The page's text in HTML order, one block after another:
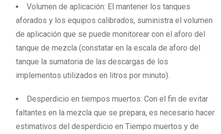
Volumen de aplicación: El mantener los tanques
aforados y los equipos calibrados, suministra el volumen
de aplicación que se puede monitorear con el aforo del
tanque de mezcla (constatar en la escala de aforo del
tanque la sumatoria de las descargas de los
implementos utilizados en litros por minuto).
Desperdicio en tiempos muertos: Con el fin de evitar
faltantes en la mezcla que se prepara, es necesario hacer
estimativos del desperdicio en Tiempo muertos y de